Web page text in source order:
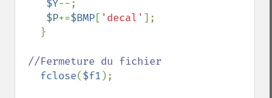
$Y--;
$P+=$BMP[ 'decal' ];
//Fermeture du fichier
fclose($f1 );